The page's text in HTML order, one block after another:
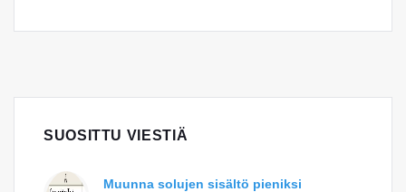
SUOSITTU VIESTIÄ
Muunna solujen sisältö pieniksi